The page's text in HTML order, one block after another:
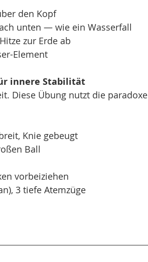
den Kopf
unten — wie ein Wasserfall
zur Erde ab
Element
innere Stabilität
Diese Übung nutzt die paradoxe
Knie gebeugt
Ball
vorbeiziehen
3 tiefe Atemzüge